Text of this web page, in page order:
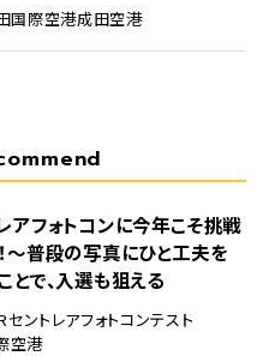
国際空港成田空港
アフォトコンに今年こそ挑戦
～普段の写真にひと工夫を
とで、入選も狙える
セントレアフォトコンテスト
空港